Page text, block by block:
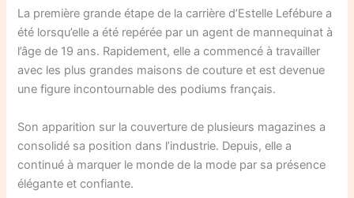
La première grande étape de la carrière d’Estelle Lefébure a
été lorsqu’elle a été repérée par un agent de mannequinat à
l’âge de 19 ans. Rapidement, elle a commencé à travailler
avec les plus grandes maisons de couture et est devenue
une figure incontournable des podiums français.
Son apparition sur la couverture de plusieurs magazines a
consolidé sa position dans l’industrie. Depuis, elle a
continué à marquer le monde de la mode par sa présence
élégante et confiante.